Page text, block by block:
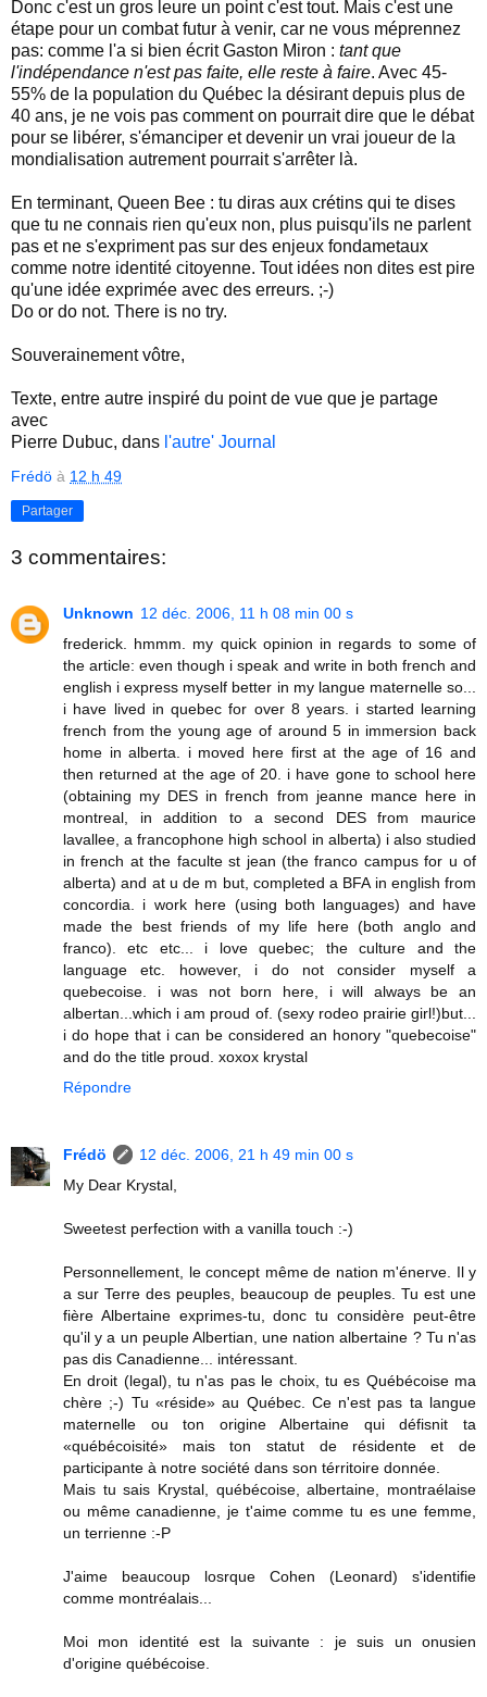
Donc c'est un gros leure un point c'est tout. Mais c'est une
étape pour un combat futur à venir, car ne vous méprennez
pas: comme l'a si bien écrit Gaston Miron : tant que
l'indépendance n'est pas faite, elle reste à faire. Avec 45-
55% de la population du Québec la désirant depuis plus de
40 ans, je ne vois pas comment on pourrait dire que le débat
pour se libérer, s'émanciper et devenir un vrai joueur de la
mondialisation autrement pourrait s'arrêter là.
En terminant, Queen Bee : tu diras aux crétins qui te dises
que tu ne connais rien qu'eux non, plus puisqu'ils ne parlent
pas et ne s'expriment pas sur des enjeux fondametaux
comme notre identité citoyenne. Tout idées non dites est pire
qu'une idée exprimée avec des erreurs. ;-)
Do or do not. There is no try.
Souverainement vôtre,
Texte, entre autre inspiré du point de vue que je partage
avec
Pierre Dubuc, dans l'autre' Journal
Frédö à 12 h 49
Partager
3 commentaires:
Unknown 12 déc. 2006, 11 h 08 min 00 s
frederick. hmmm. my quick opinion in regards to some of
the article: even though i speak and write in both french and
english i express myself better in my langue maternelle so...
i have lived in quebec for over 8 years. i started learning
french from the young age of around 5 in immersion back
home in alberta. i moved here first at the age of 16 and
then returned at the age of 20. i have gone to school here
(obtaining my DES in french from jeanne mance here in
montreal, in addition to a second DES from maurice
lavallee, a francophone high school in alberta) i also studied
in french at the faculte st jean (the franco campus for u of
alberta) and at u de m but, completed a BFA in english from
concordia. i work here (using both languages) and have
made the best friends of my life here (both anglo and
franco). etc etc... i love quebec; the culture and the
language etc. however, i do not consider myself a
quebecoise. i was not born here, i will always be an
albertan...which i am proud of. (sexy rodeo prairie girl!)but...
i do hope that i can be considered an honory "quebecoise"
and do the title proud. xoxox krystal
Répondre
Frédö
12 déc. 2006, 21 h 49 min 00 s
My Dear Krystal,
Sweetest perfection with a vanilla touch :-)
Personnellement, le concept même de nation m'énerve. Il y
a sur Terre des peuples, beaucoup de peuples. Tu est une
fière Albertaine exprimes-tu, donc tu considère peut-être
qu'il y a un peuple Albertian, une nation albertaine ? Tu n'as
pas dis Canadienne... intéressant.
En droit (legal), tu n'as pas le choix, tu es Québécoise ma
chère ;-) Tu «réside» au Québec. Ce n'est pas ta langue
maternelle ou ton origine Albertaine qui défisnit ta
«québécoisité» mais ton statut de résidente et de
participante à notre société dans son térritoire donnée.
Mais tu sais Krystal, québécoise, albertaine, montraélaise
ou même canadienne, je t'aime comme tu es une femme,
un terrienne :-P
J'aime beaucoup losrque Cohen (Leonard) s'identifie
comme montréalais...
Moi mon identité est la suivante : je suis un onusien
d'origine québécoise.